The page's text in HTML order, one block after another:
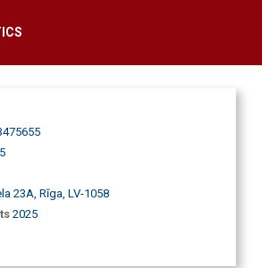
23A, Rīga, LV-1058
2025